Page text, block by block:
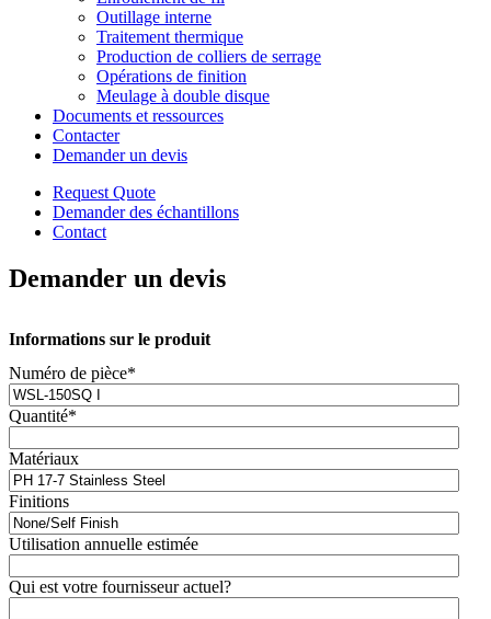
Outillage interne
Traitement thermique
Production de colliers de serrage
Opérations de finition
Meulage à double disque
Documents et ressources
Contacter
Demander un devis
Request Quote
Demander des échantillons
Contact
Demander un devis
Informations sur le produit
Numéro de pièce*
Quantité*
Matériaux
Finitions
Utilisation annuelle estimée
Qui est votre fournisseur actuel?